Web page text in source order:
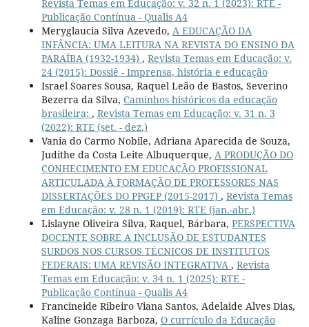
Revista Temas em Educação: v. 32 n. 1 (2023): RTE -
Publicação Contínua - Qualis A4
Meryglaucia Silva Azevedo, A EDUCAÇÃO DA
INFÂNCIA: UMA LEITURA NA REVISTA DO ENSINO DA
PARAÍBA (1932-1934) , Revista Temas em Educação: v.
24 (2015): Dossiê - Imprensa, história e educação
Israel Soares Sousa, Raquel Leão de Bastos, Severino
Bezerra da Silva, Caminhos históricos da educação
brasileira: , Revista Temas em Educação: v. 31 n. 3
(2022): RTE (set. - dez.)
Vania do Carmo Nobile, Adriana Aparecida de Souza,
Judithe da Costa Leite Albuquerque, A PRODUÇÃO DO
CONHECIMENTO EM EDUCAÇÃO PROFISSIONAL
ARTICULADA À FORMAÇÃO DE PROFESSORES NAS
DISSERTAÇÕES DO PPGEP (2015-2017) , Revista Temas
em Educação: v. 28 n. 1 (2019): RTE (jan.-abr.)
Lislayne Oliveira Silva, Raquel, Bárbara, PERSPECTIVA
DOCENTE SOBRE A INCLUSÃO DE ESTUDANTES
SURDOS NOS CURSOS TÉCNICOS DE INSTITUTOS
FEDERAIS: UMA REVISÃO INTEGRATIVA , Revista
Temas em Educação: v. 34 n. 1 (2025): RTE -
Publicação Contínua - Qualis A4
Francineide Ribeiro Viana Santos, Adelaide Alves Dias,
Kaline Gonzaga Barboza, O currículo da Educação